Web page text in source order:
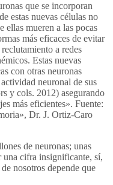
que se incorporan
estas nuevas células no
ellas mueren a las pocas
más eficaces de evitar
a redes
Estas nuevas
con otras neuronas
neuronal de sus
y cols. 2012) asegurando
más eficientes». Fuente:
Dr. J. Ortiz-Caro
de neuronas; unas
una cifra insignificante, sí,
nosotros depende que